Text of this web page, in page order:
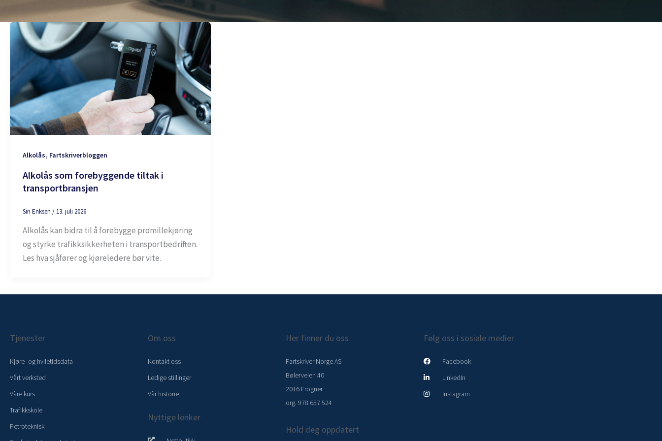
Alkolås, Fartskriverbloggen
Alkolås som forebyggende tiltak i
transportbransjen
Siri Enksen / 13. juli 2026
Alkolås kan bidra til å forebygge promillekjøring
og styrke trafikksikkerheten i transportbedriften.
Les hva sjåfører og kjøreledere bør vite.
Tjenester
Kjøre- og hviletidsdata
Vårt verksted
Våre kurs
Trafikkskole
Petroteknisk
Om oss
Kontakt oss
Ledige stillinger
Vår historie
Nyttige lenker
Her finner du oss
Fartskriver Norge AS
Bølerveien 40
2016 Frogner
org. 978 657 524
Hold deg oppdatert
Følg oss i sosiale medier
Facebook
LinkedIn
Instagram